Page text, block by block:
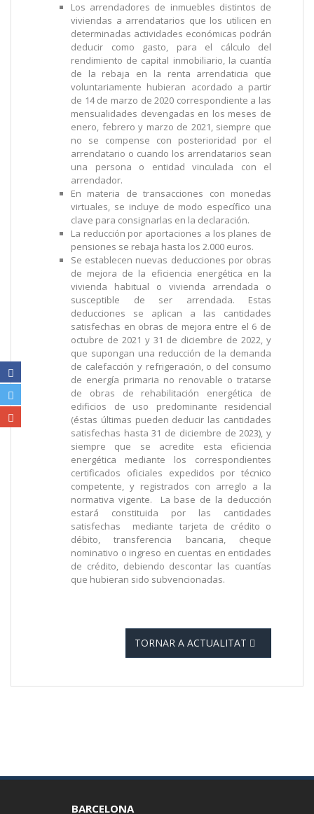
Los arrendadores de inmuebles distintos de
viviendas a arrendatarios que los utilicen en
determinadas actividades económicas podrán
deducir como gasto, para el cálculo del
rendimiento de capital inmobiliario, la cuantía
de la rebaja en la renta arrendaticia que
voluntariamente hubieran acordado a partir
de 14 de marzo de 2020 correspondiente a las
mensualidades devengadas en los meses de
enero, febrero y marzo de 2021, siempre que
no se compense con posterioridad por el
arrendatario o cuando los arrendatarios sean
una persona o entidad vinculada con el
arrendador.
En materia de transacciones con monedas
virtuales, se incluye de modo específico una
clave para consignarlas en la declaración.
La reducción por aportaciones a los planes de
pensiones se rebaja hasta los 2.000 euros.
Se establecen nuevas deducciones por obras
de mejora de la eficiencia energética en la
vivienda habitual o vivienda arrendada o
susceptible de ser arrendada. Estas
deducciones se aplican a las cantidades
satisfechas en obras de mejora entre el 6 de
octubre de 2021 y 31 de diciembre de 2022, y
que supongan una reducción de la demanda
de calefacción y refrigeración, o del consumo
de energía primaria no renovable o tratarse
de obras de rehabilitación energética de
edificios de uso predominante residencial
(éstas últimas pueden deducir las cantidades
satisfechas hasta 31 de diciembre de 2023), y
siempre que se acredite esta eficiencia
energética mediante los correspondientes
certificados oficiales expedidos por técnico
competente, y registrados con arreglo a la
normativa vigente. La base de la deducción
estará constituida por las cantidades
satisfechas mediante tarjeta de crédito o
débito, transferencia bancaria, cheque
nominativo o ingreso en cuentas en entidades
de crédito, debiendo descontar las cuantías
que hubieran sido subvencionadas.
TORNAR A ACTUALITAT
BARCELONA